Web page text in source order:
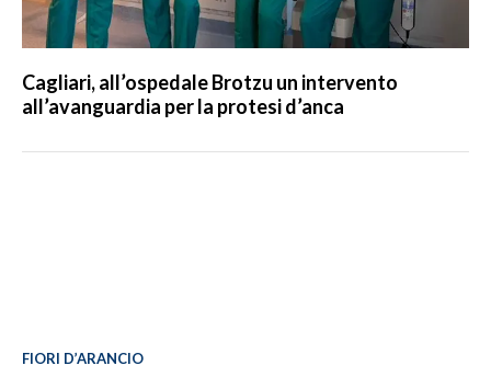
Cagliari, all’ospedale Brotzu un intervento
all’avanguardia per la protesi d’anca
FIORI D’ARANCIO